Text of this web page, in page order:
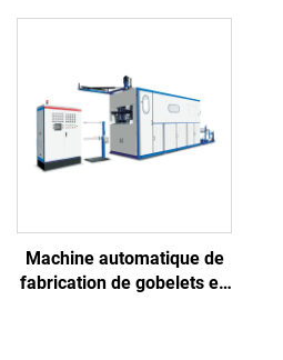
Machine automatique de
fabrication de gobelets en